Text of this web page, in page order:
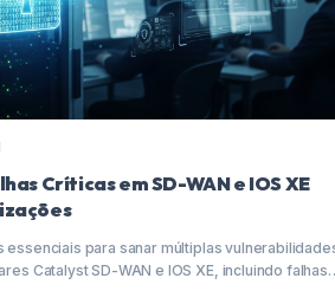
Críticas em SD-WAN e IOS XE
essenciais para sanar múltiplas
Catalyst SD-WAN e IOS XE, incluindo falhas